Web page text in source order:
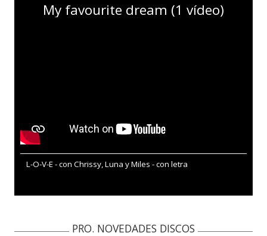
My favourite dream (1 vídeo)
L-O-V-E - con Chrissy, Luna y Miles - con letra
PRO. NOVEDADES DISCOS